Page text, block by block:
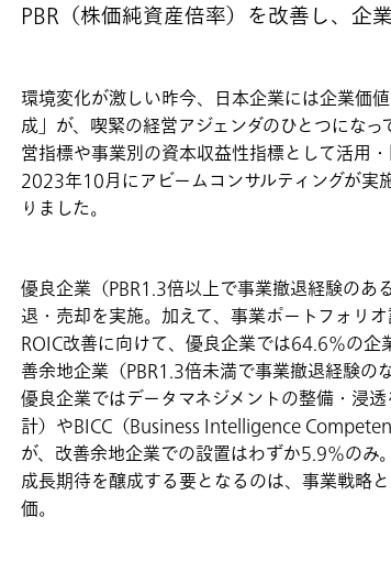
PBR（株価純資産倍率）を改善し、企
環境変化が激しい昨今、日本企業には企業価
成」が、喫緊の経営アジェンダのひとつにな
営指標や事業別の資本収益性指標として活用
2023年10月にアビームコンサルティングが実
りました。
優良企業（PBR1.3倍以上で事業撤退経験の
退・売却を実施。加えて、事業ポートフォリ
ROIC改善に向けて、優良企業では64.6％の
善余地企業（PBR1.3倍未満で事業撤退経験の
優良企業ではデータマネジメントの整備・浸
計）やBICC（Business Intelligence
が、改善余地企業での設置はわずか5.9％のみ。
成長期待を醸成する要となるのは、事業戦略
価。